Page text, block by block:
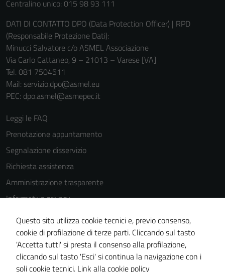
Centralino unico: 015 98 93 111
DATI DI CONTATTO DPO (Data Protection Officer) | RPD
(Responsabile Protezione Dati):
Minucci Salvatore c/o ASMEL Associazione
Via Carlo Cattaneo, 9 – 21013 – Varese [VA]
Tel. 081 7504511
Mail: servizio.dpo@asmel.eu
PEC: dpo.asmel@asmepec.it
Leggi le FAQ
Prenotazione appuntamento
Segnalazione disservizio
Richiesta assistenza
Amministrazione trasparente
Informativa privacy
Cookie Policy
Note legali
Dichiarazione di accessibilità
Piano di miglioramento del sito
Questo sito utilizza cookie tecnici e, previo consenso,
cookie di profilazione di terze parti. Cliccando sul tasto
'Accetta tutti' si presta il consenso alla profilazione,
cliccando sul tasto 'Esci' si continua la navigazione con i
soli cookie tecnici. Link alla cookie policy
sono necessari
funzionamento
del sito e non